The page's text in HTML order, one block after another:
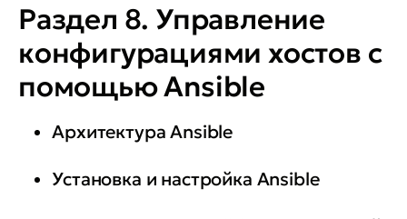
Раздел 8. Управление
конфигурациями хостов с
помощью Ansible
Архитектура Ansible
Установка и настройка Ansible